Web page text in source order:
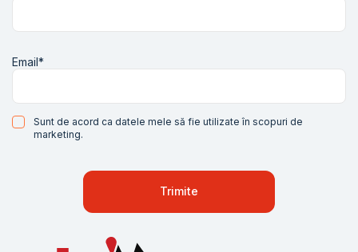
Email*
Sunt de acord ca datele mele să fie utilizate în scopuri de
marketing.